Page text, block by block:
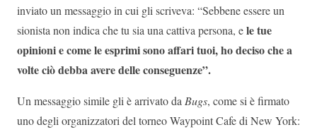
inviato un messaggio in cui gli scriveva: “Sebbene essere un
sionista non indica che tu sia una cattiva persona, ele tue
opinioni e come le esprimi sono affari tuoi, ho deciso che a
volte ciò debba avere delle conseguenze”.
Un messaggio simile gli è arrivato daBugs, come si è firmato
uno degli organizzatori del torneo Waypoint Cafe di New York: